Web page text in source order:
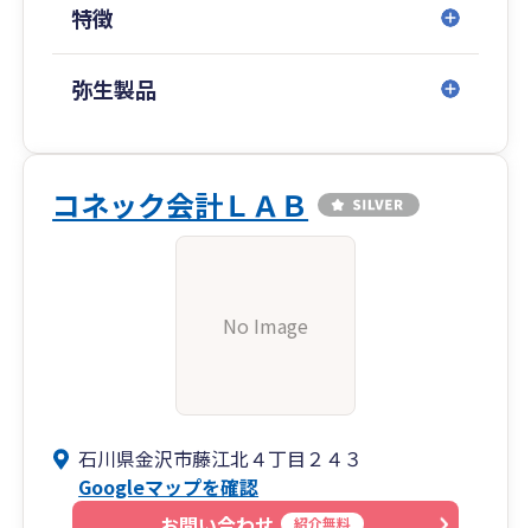
特徴
弥生製品
コネック会計ＬＡＢ
No Image
石川県金沢市藤江北４丁目２４３
Googleマップを確認
紹介無料